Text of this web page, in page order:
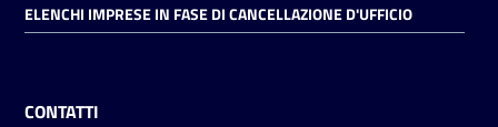
ELENCHI IMPRESE IN FASE DI CANCELLAZIONE D'UFFICIO
CONTATTI